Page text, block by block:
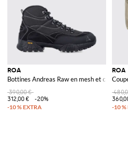
ROA
Bottines Andreas Raw en mesh et
390,00 €
312,00 €
-20%
ROA